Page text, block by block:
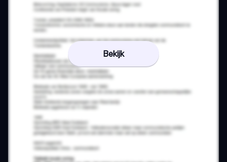
Bekijk